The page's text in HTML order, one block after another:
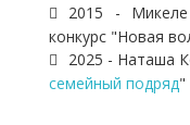
2015 -
конкурс "Новая
2025 - Наташа
семейный подряд"